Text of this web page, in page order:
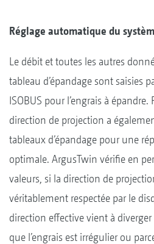
Réglage automatique du
Le débit et toutes les autres
tableau d’épandage sont saisies
ISOBUS pour l’engrais à
direction de projection a
tableaux d’épandage pour une
optimale. ArgusTwin vérifie en
valeurs, si la direction de
véritablement respectée par le
direction effective vient à
que l’engrais est irrégulier ou